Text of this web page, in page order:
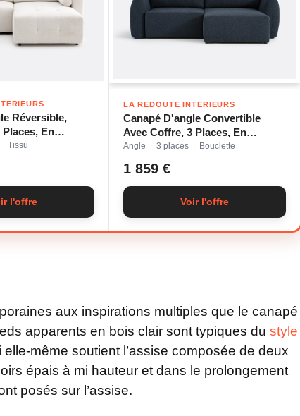
Réversible,
En
MASI
· Tissu
l'offre
LA REDOUTE INTERIEURS
Canapé D'angle Convertible
Avec Coffre, 3 Places, En
Bouclette Fine, EDITH
Angle · 3 places · Bouclette
1 859 €
Voir l'offre
aux inspirations multiples que le canapé
apparents en bois clair sont typiques du style
même soutient l’assise composée de deux
épais à mi hauteur et dans le prolongement
posés sur l’assise.